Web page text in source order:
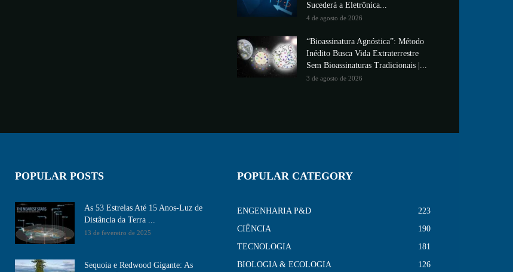
Sucederá a Eletrônica...
4 de agosto de 2026
“Bioassinatura Agnóstica”: Método
Inédito Busca Vida Extraterrestre
Sem Bioassinaturas Tradicionais |...
3 de agosto de 2026
POPULAR POSTS
As 53 Estrelas Até 15 Anos-Luz de
Distância da Terra ...
13 de fevereiro de 2025
Sequoia e Redwood Gigante: As
POPULAR CATEGORY
ENGENHARIA P&D
223
CIÊNCIA
190
TECNOLOGIA
181
BIOLOGIA & ECOLOGIA
126